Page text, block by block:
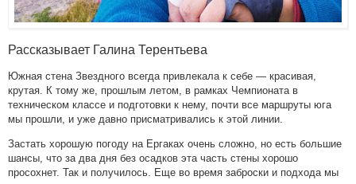
Рассказывает Галина Терентьева
Южная стена Звездного всегда привлекала к себе — красивая,
крутая. К тому же, прошлым летом, в рамках Чемпионата в
техническом классе и подготовки к нему, почти все маршруты юга
мы прошли, и уже давно присматривались к этой линии.
Застать хорошую погоду на Ергаках очень сложно, но есть большие
шансы, что за два дня без осадков эта часть стены хорошо
просохнет. Так и получилось. Еще во время заброски и подхода мы